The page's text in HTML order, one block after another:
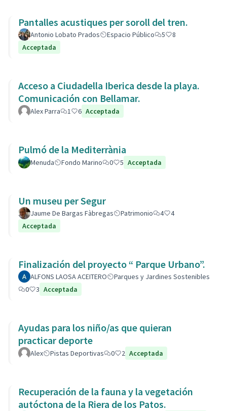
Pantalles acustiques per soroll del tren.
Antonio Lobato Prados Espacio Público 5
8
Acceptada
Acceso a Ciudadella Iberica desde la playa.
Comunicación con Bellamar.
Alex Parra 1 6 Acceptada
Pulmó de la Mediterrània
Menuda Fondo Marino 0 5 Acceptada
Un museu per Segur
Jaume De Bargas Fàbregas Patrimonio 4
4
Acceptada
Finalización del proyecto “ Parque Urbano”.
ALFONS LAOSA ACEITERO
Parques y Jardines Sostenibles
0
3 Acceptada
Ayudas para los niño/as que quieran
practicar deporte
Alex Pistas Deportivas 0 2 Acceptada
Recuperación de la fauna y la vegetación
autóctona de la Riera de los Patos.